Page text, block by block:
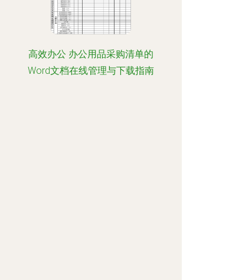
高效办公 办公用品采购清单的
Word文档在线管理与下载指南